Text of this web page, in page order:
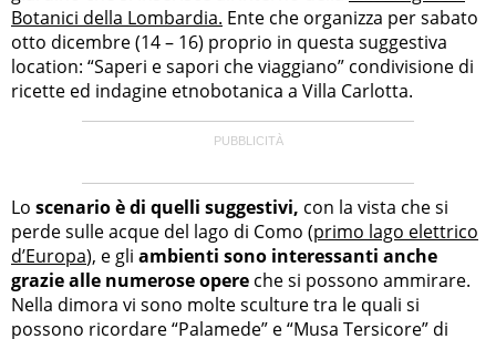
Botanici della Lombardia. Ente che organizza per sabato
otto dicembre (14 – 16) proprio in questa suggestiva
location: “Saperi e sapori che viaggiano” condivisione di
ricette ed indagine etnobotanica a Villa Carlotta.
Lo scenario è di quelli suggestivi, con la vista che si
perde sulle acque del lago di Como (primo lago elettrico
d’Europa), e gli ambienti sono interessanti anche
grazie alle numerose opere che si possono ammirare.
Nella dimora vi sono molte sculture tra le quali si
possono ricordare “Palamede” e “Musa Tersicore” di